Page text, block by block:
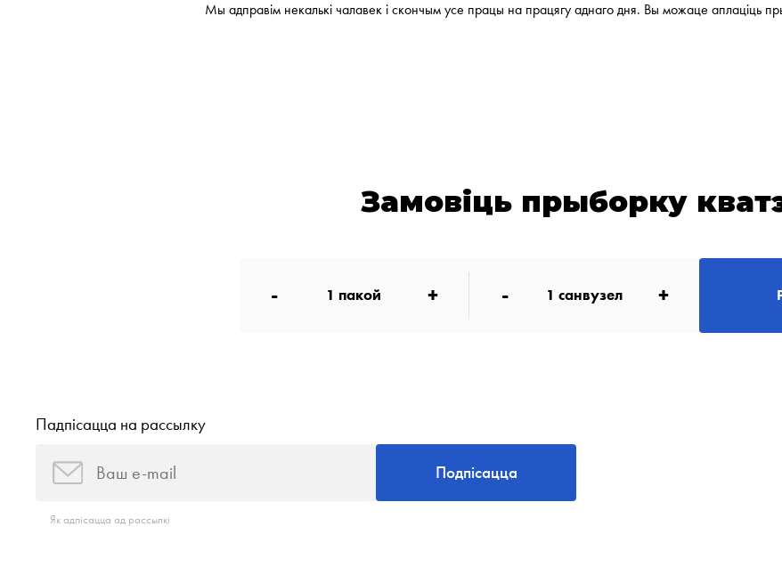
Мы адправім некалькі чалавек і скончым усе працы на працягу аднаго дня. Вы можаце аплаціць
Замовіць прыборку
- 1 пакой + - 1 санвузел +
Падпісацца на рассылку
Подпісацца
Як адпісацца ад рассылкі